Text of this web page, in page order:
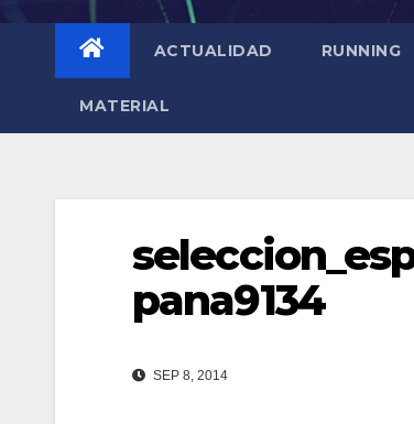
ACTUALIDAD RUNNING
MATERIAL
pana9134
SEP 8, 2014